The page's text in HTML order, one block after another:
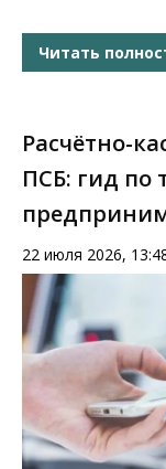
Читать
Расчётно-
ПСБ: гид по
22 июля 2026,